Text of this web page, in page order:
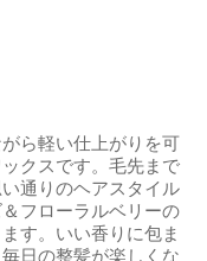
ら軽い仕上がりを可
クスです。毛先まで
通りのヘアスタイル
フローラルベリーの
す。いい香りに包ま
日の整髪が楽しくな